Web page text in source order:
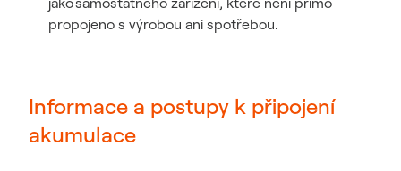
propojeno s výrobou ani spotřebou.
Informace a postupy k připojení
akumulace